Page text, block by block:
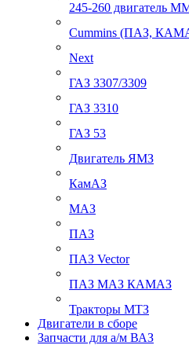
245-260 двигатель
Cummins (ПАЗ,
Next
ГАЗ 3307/3309
ГАЗ 3310
ГАЗ 53
Двигатель ЯМЗ
КамАЗ
МАЗ
ПАЗ
ПАЗ Vector
ПАЗ МАЗ КАМАЗ
Тракторы МТЗ
Двигатели в сборе
Запчасти для а/м ВАЗ